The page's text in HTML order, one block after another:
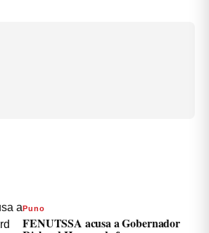
Puno
FENUTSSA acusa a Gobernador